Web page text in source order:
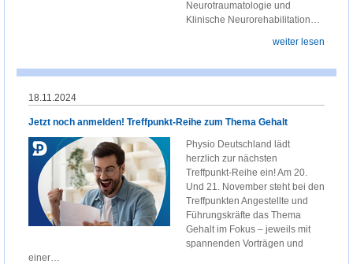
Neurotraumatologie und
Klinische Neurorehabilitation…
weiter lesen
18.11.2024
Jetzt noch anmelden! Treffpunkt-Reihe zum Thema Gehalt
Physio Deutschland lädt
herzlich zur nächsten
Treffpunkt-Reihe ein! Am 20.
Und 21. November steht bei den
Treffpunkten Angestellte und
Führungskräfte das Thema
Gehalt im Fokus – jeweils mit
spannenden Vorträgen und
einer…